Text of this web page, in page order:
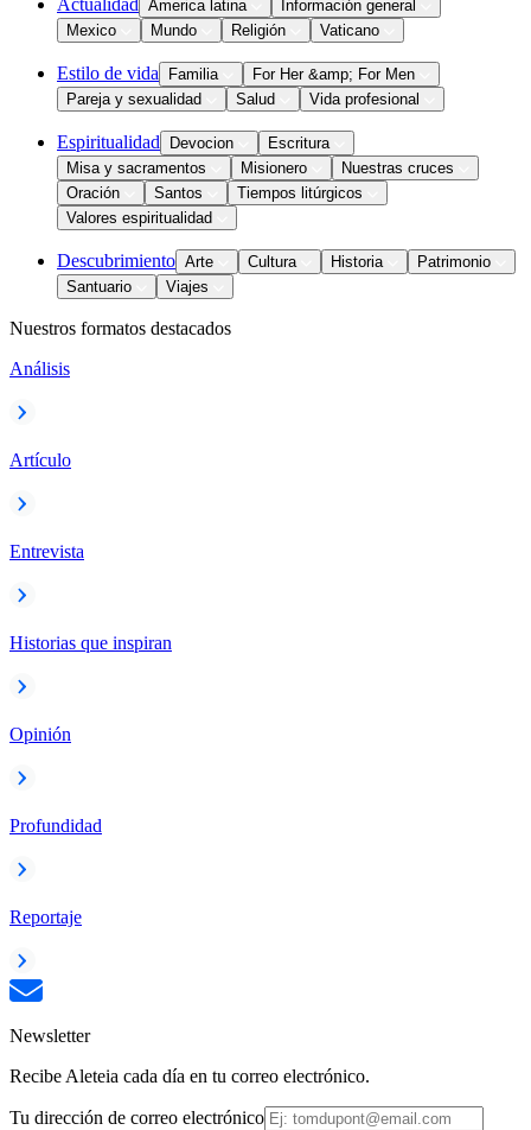
Actualidad America latina
Información general
Mexico
Mundo Religión Vaticano
Estilo de vida Familia
For Her &amp; For Men
Pareja y sexualidad
Salud Vida profesional
Espiritualidad Devocion
Escritura
Misa y sacramentos
Misionero
Nuestras cruces
Oración
Santos
Tiempos litúrgicos
Valores espiritualidad
Descubrimiento Arte Cultura Historia
Patrimonio
Santuario
Viajes
Nuestros formatos destacados
Análisis
Artículo
Entrevista
Historias que inspiran
Opinión
Profundidad
Reportaje
Newsletter
Recibe Aleteia cada día en tu correo electrónico.
Tu dirección de correo electrónico